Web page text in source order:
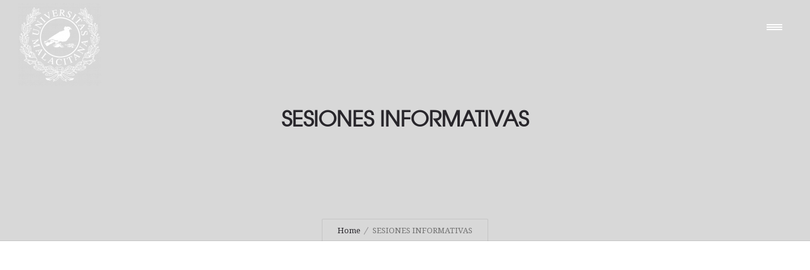
SESIONES INFORMATIVAS
Home SESIONES INFORMATIVAS